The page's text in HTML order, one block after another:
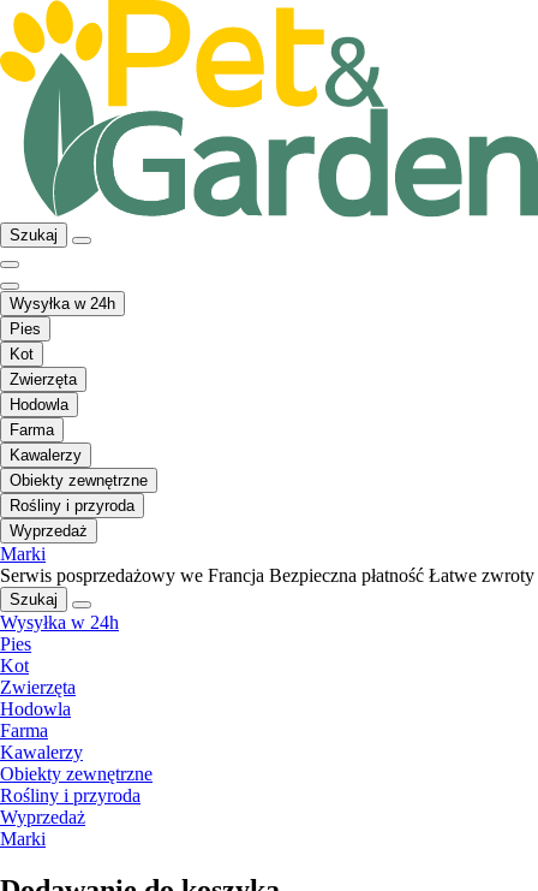
Szukaj
Wysyłka w 24h
Pies
Kot
Zwierzęta
Hodowla
Farma
Kawalerzy
Obiekty zewnętrzne
Rośliny i przyroda
Wyprzedaż
Marki
Serwis posprzedażowy we Francja Bezpieczna płatność Łatwe zwroty
Szukaj
Wysyłka w 24h
Pies
Kot
Zwierzęta
Hodowla
Farma
Kawalerzy
Obiekty zewnętrzne
Rośliny i przyroda
Wyprzedaż
Marki